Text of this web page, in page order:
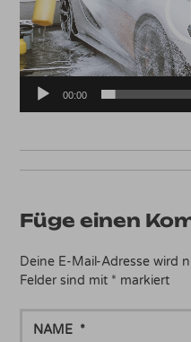
00:00
Füge einen
Deine E-Mail-Adresse wird
Felder sind mit * markiert